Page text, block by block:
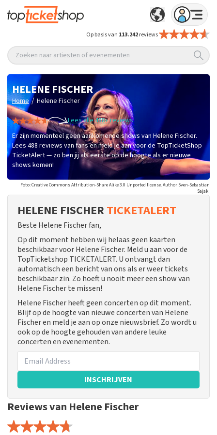
Op basis van 113.242reviews
Zoeken naar artiesten of evenementen
HELENE FISCHER
Home / Helene Fischer
Lees alle 488+ reviews
Er zijn momenteel geen aankomende shows van Helene Fischer.
Lees 488 reviews van fans en meld je aan voor de TopTicketShop
TicketAlert — zo ben jij als eerste op de hoogte als er nieuwe
shows komen!
Foto: Creative Commons Attribution-Share Alike 3.0 Unported license. Author Sven-Sebastian
Sajak
HELENE FISCHER TICKETALERT
Beste Helene Fischer fan,
Op dit moment hebben wij helaas geen kaarten
beschikbaar voor Helene Fischer. Meld u aan voor de
TopTicketshop TICKETALERT. U ontvangt dan
automatisch een bericht van ons als er weer tickets
beschikbaar zin. Zo hoeft u nooit meer een show van
Helene Fischer te missen!
Helene Fischer heeft geen concerten op dit moment.
Blijf op de hoogte van nieuwe concerten van Helene
Fischer en meld je aan op onze nieuwsbrief. Zo wordt u
ook op de hoogte gehouden van andere leuke
concerten en evenementen.
INSCHRIJVEN
Reviews van Helene Fischer